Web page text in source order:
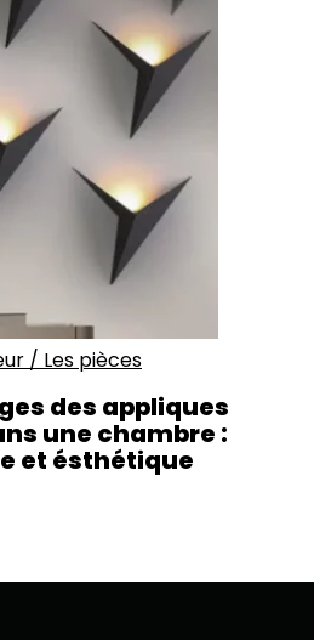
/ Les pièces
des appliques
une chambre :
et ésthétique